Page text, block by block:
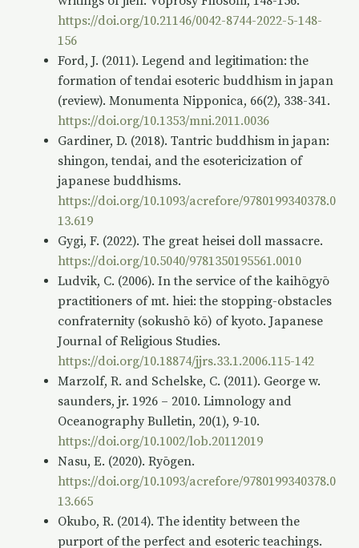
https://doi.org/10.21146/0042-8744-2022-5-148-
156
Ford, J. (2011). Legend and legitimation: the
formation of tendai esoteric buddhism in japan
(review). Monumenta Nipponica, 66(2), 338-341.
https://doi.org/10.1353/mni.2011.0036
Gardiner, D. (2018). Tantric buddhism in japan:
shingon, tendai, and the esotericization of
japanese buddhisms.
https://doi.org/10.1093/acrefore/9780199340378.0
13.619
Gygi, F. (2022). The great heisei doll massacre.
https://doi.org/10.5040/9781350195561.0010
Ludvik, C. (2006). In the service of the kaihōgyō
practitioners of mt. hiei: the stopping-obstacles
confraternity (sokushō kō) of kyoto. Japanese
Journal of Religious Studies.
https://doi.org/10.18874/jjrs.33.1.2006.115-142
Marzolf, R. and Schelske, C. (2011). George w.
saunders, jr. 1926 – 2010. Limnology and
Oceanography Bulletin, 20(1), 9-10.
https://doi.org/10.1002/lob.20112019
Nasu, E. (2020). Ryōgen.
https://doi.org/10.1093/acrefore/9780199340378.0
13.665
Okubo, R. (2014). The identity between the
purport of the perfect and esoteric teachings.